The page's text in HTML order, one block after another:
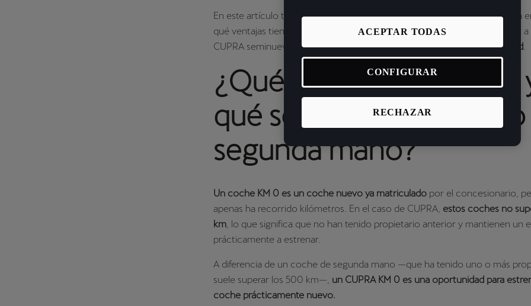
En este artículo te explicamos qué son loscoches KM 0, cómo funcionan
qué ventajas tienen sobre los coches de segunda mano, y cómo acceder
CUPRA seminuevo con todas las garantías del programaCUPRA Approved.
¿Qué es un coche KM 0
qué se diferencia de
segunda mano?
Un coche KM 0 es un coche nuevo ya matriculado por el concesionario,
apenas ha recorrido kilómetros. En el caso de CUPRA, estos coches no
km, lo que significa que no han tenido propietario anterior y mantienen un
prácticamente a estrenar.
A diferencia de un coche de segunda mano —que ha tenido uno o más
suele superar los 500 km—, un CUPRA KM 0 es una oportunidad para
coche prácticamente nuevo.
RECHAZAR
ACEPTAR TODAS
CONFIGURAR